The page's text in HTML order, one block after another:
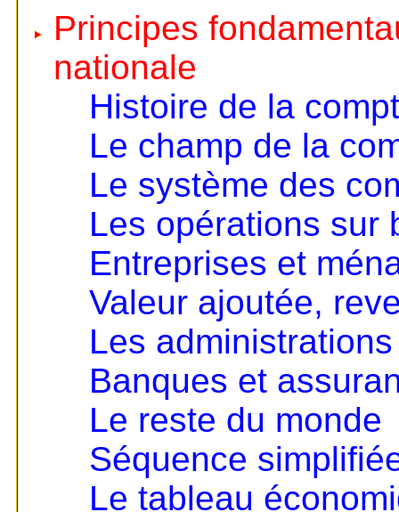
Principes
nationale
Histoire de la
Le champ de la
Le système des
Les opérations sur
Entreprises et
Valeur ajoutée,
Les
Banques et
Le reste du monde
Séquence
Le tableau